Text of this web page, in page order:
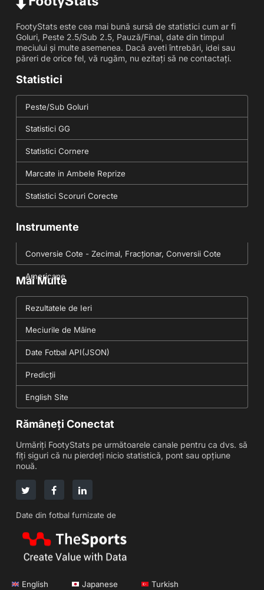
FootyStats este cea mai bună sursă de statistici cum ar fi
Goluri, Peste 2.5/Sub 2.5, Pauză/Final, date din timpul
meciului și multe asemenea. Dacă aveti întrebări, idei sau
păreri de orice fel, vă rugăm, nu ezitați să ne contactați.
Statistici
Peste/Sub Goluri
Statistici GG
Statistici Cornere
Marcate in Ambele Reprize
Statistici Scoruri Corecte
Instrumente
Conversie Cote - Zecimal, Fracționar, Conversii Cote
Americane
Mai Multe
Rezultatele de Ieri
Meciurile de Mâine
Date Fotbal API(JSON)
Predicții
English Site
Rămâneți Conectat
Urmăriți FootyStats pe următoarele canale pentru ca dvs. să
fiți siguri că nu pierdeți nicio statistică, pont sau opțiune
nouă.
Date din fotbal furnizate de
English Japanese Turkish